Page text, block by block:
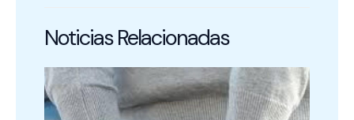
Noticias Relacionadas